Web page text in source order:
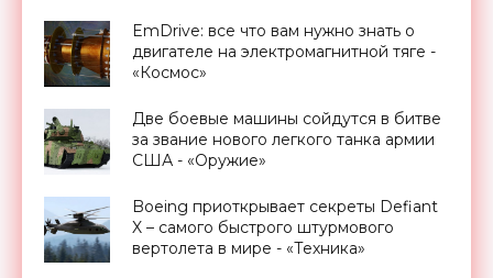
Форума «Микроэлектроника-2021» -
«Смартфоны»
EmDrive: все что вам нужно знать о
двигателе на электромагнитной тяге -
«Космос»
Две боевые машины сойдутся в битве
за звание нового легкого танка армии
США - «Оружие»
Boeing приоткрывает секреты Defiant
X – самого быстрого штурмового
вертолета в мире - «Техника»